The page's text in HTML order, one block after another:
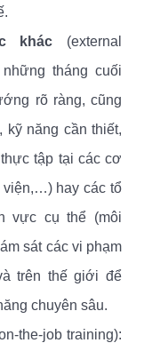
khác (external
tháng cuối
rõ ràng, cũng
năng cần thiết,
tập tại các cơ
hay các tổ
vực cụ thể (môi
sát các vi phạm
trên thế giới để
chuyên sâu.
the-job training):